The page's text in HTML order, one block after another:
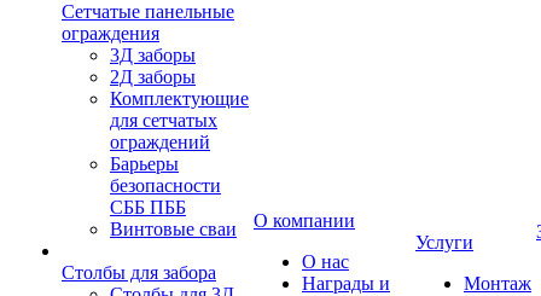
Сетчатые панельные
ограждения
3Д заборы
2Д заборы
Комплектующие
для сетчатых
ограждений
Барьеры
безопасности
СББ ПББ
Винтовые сваи
Столбы для забора
О компании
О нас
Награды и
Услуги
Монтаж